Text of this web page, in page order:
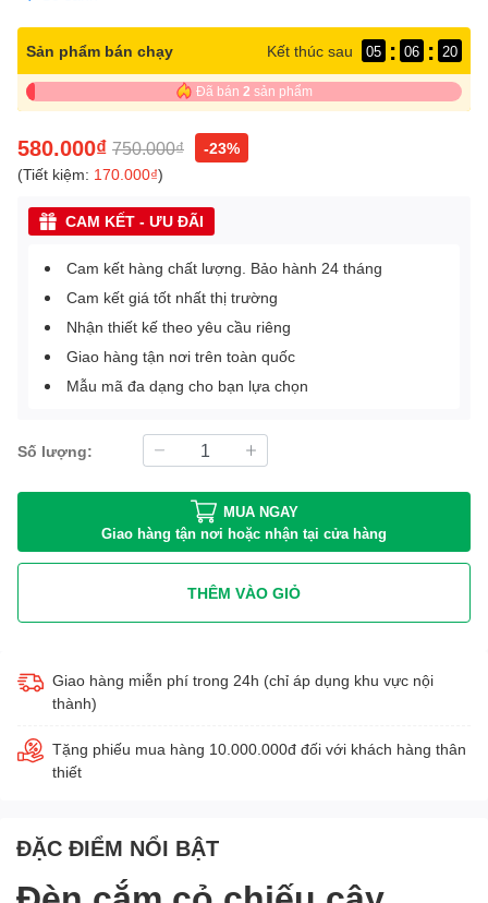
Sản phẩm bán chạy Kết thúc sau 05 : 06 : 20
Đã bán 2 sản phẩm
580.000₫ 750.000₫
-23%
(Tiết kiệm: 170.000₫)
CAM KẾT - ƯU ĐÃI
Cam kết hàng chất lượng. Bảo hành 24 tháng
Cam kết giá tốt nhất thị trường
Nhận thiết kế theo yêu cầu riêng
Giao hàng tận nơi trên toàn quốc
Mẫu mã đa dạng cho bạn lựa chọn
Số lượng:
MUA NGAY
Giao hàng tận nơi hoặc nhận tại cửa hàng
THÊM VÀO GIỎ
Giao hàng miễn phí trong 24h (chỉ áp dụng khu vực nội
thành)
Tặng phiếu mua hàng 10.000.000đ đối với khách hàng thân
thiết
ĐẶC ĐIỂM NỔI BẬT